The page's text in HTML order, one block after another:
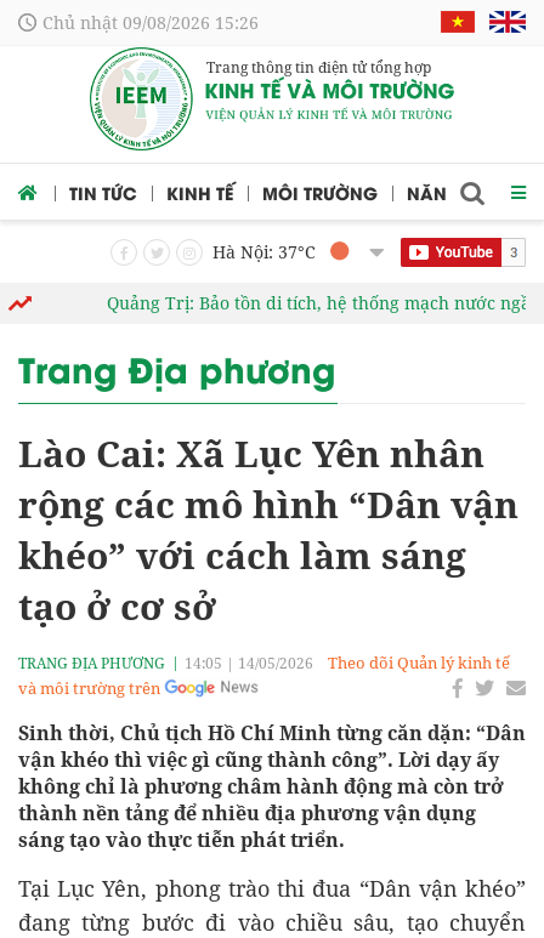
Chủ nhật 09/08/2026 15:26
Trang thông tin điện tử tổng hợp
TIN TỨC KINH TẾ MÔI TRƯỜNG NĂNG LƯỢNG
Hà Nội: 37°C
Quảng Trị: Bảo tồn di tích, hệ thống mạch nước ngầm ở các
Trang Địa phương
Lào Cai: Xã Lục Yên nhân
rộng các mô hình “Dân vận
khéo” với cách làm sáng
tạo ở cơ sở
TRANG ĐỊA PHƯƠNG 14:05 | 14/05/2026
Theo dõi Quản lý kinh tế
và môi trường trên
Sinh thời, Chủ tịch Hồ Chí Minh từng căn dặn: “Dân
vận khéo thì việc gì cũng thành công”. Lời dạy ấy
không chỉ là phương châm hành động mà còn trở
thành nền tảng để nhiều địa phương vận dụng
sáng tạo vào thực tiễn phát triển.
Tại Lục Yên, phong trào thi đua “Dân vận khéo”
đang từng bước đi vào chiều sâu, tạo chuyển